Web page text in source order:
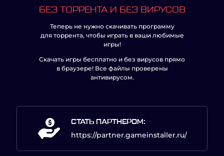
БЕЗ ТОРРЕНТА И БЕЗ ВИРУСОВ
Теперь не нужно скачивать программу
для торрента, чтобы играть в ваши любимые
игры!
Скачать игры бесплатно и без вирусов прямо
в браузере! Все файлы проверены
антивирусом.
СТАТЬ ПАРТНЕРОМ:
https://partner.gameinstaller.ru/